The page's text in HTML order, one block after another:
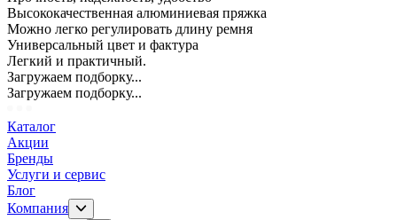
Высококачественная алюминиевая пряжка
Можно легко регулировать длину ремня
Универсальный цвет и фактура
Легкий и практичный.
Загружаем подборку...
Загружаем подборку...
Каталог
Акции
Бренды
Услуги и сервис
Блог
Компания